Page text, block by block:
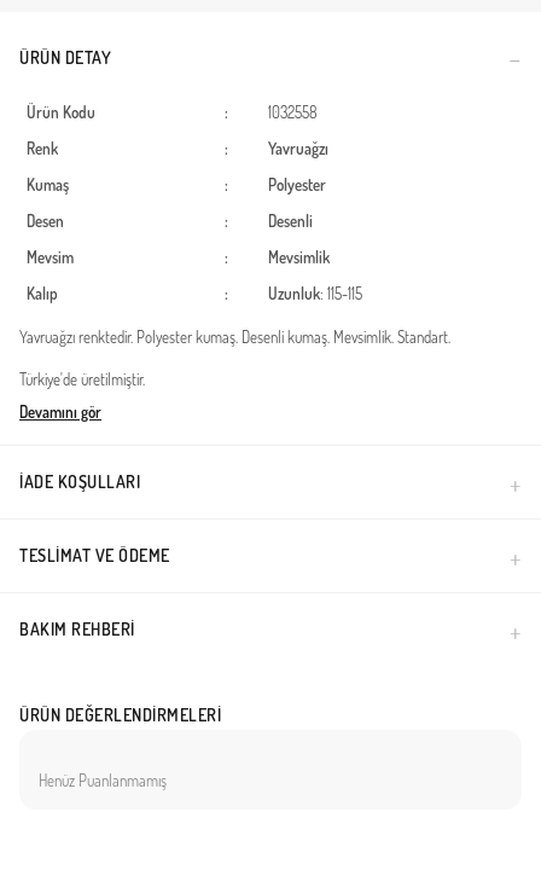
ÜRÜN DETAY
Ürün Kodu :
1032558
Renk
:
Yavruağzı
Kumaş
:
Polyester
Desen
:
Desenli
Mevsim
:
Mevsimlik
Kalıp
: Uzunluk: 115-115
Yavruağzı renktedir. Polyester kumaş. Desenli kumaş. Mevsimlik. Standart.
Türkiye'de üretilmiştir.
Devamını gör
İADE KOŞULLARI
TESLIMAT VE ÖDEME
BAKIM REHBERI
ÜRÜN DEĞERLENDIRMELERI
Henüz Puanlanmamış